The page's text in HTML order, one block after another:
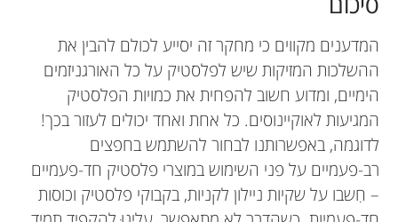
המדענים מקווים כי מחקר זה יסייע לכולם להבין את
ההשלכות המזיקות שיש לפלסטיק על כל האורגניזמים
הימיים, ומדוע חשוב להפחית את כמויות הפלסטיק
המגיעות לאוקיינוסים. כל אחת ואחד יכולים לעזור בכך!
לדוגמה, באפשרותנו לבחור להשתמש בחפצים
רב-פעמיים על פני השימוש במוצרי פלסטיק חד-פעמיים
– חִשבו על שקיות ניילון לקניות, בקבוקי פלסטיק וכוסות